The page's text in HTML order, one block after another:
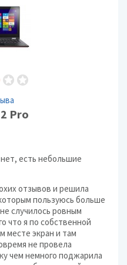
Pro
есть небольшие
отзывов и решила
пользуюсь больше
случилось ровным
что я по собственной
месте экран и там
не провела
чем немного поджарила